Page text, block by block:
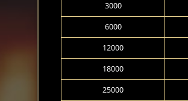
3000
6000
12000
18000
25000